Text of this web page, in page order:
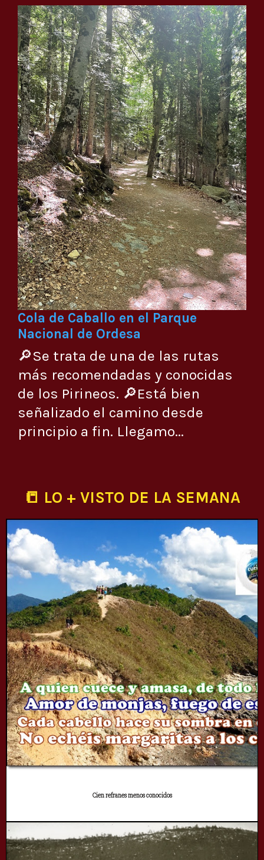
Cola de Caballo en el Parque
Nacional de Ordesa
🔎Se trata de una de las rutas
más recomendadas y conocidas
de los Pirineos. 🔎Está bien
señalizado el camino desde
principio a fin. Llegamo...
📒 LO + VISTO DE LA SEMANA
Cien refranes menos conocidos